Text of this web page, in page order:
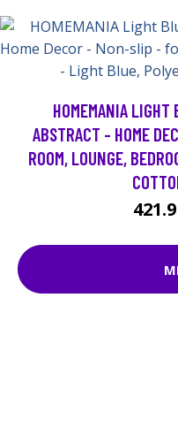
HOMEMANIA
ABSTRACT - HOME
ROOM, LOUNGE,